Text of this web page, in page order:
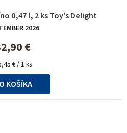
0,47 l, 2 ks Toy's Delight
hodnotenie
produktu
je
5,0
z
5
hviezdičiek.
2026
€
€ / 1 ks
KOŠÍKA